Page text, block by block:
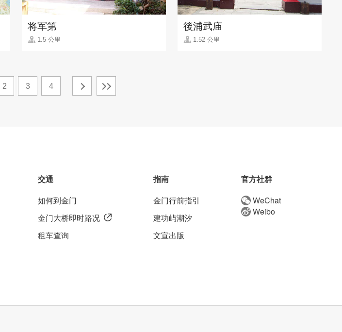
将军第
1.5 公里
後浦武庙
1.52 公里
2 3 4
交通
如何到金门
金门大桥即时路况
租车查询
指南
金门行前指引
建功屿潮汐
文宣出版
官方社群
WeChat
Weibo